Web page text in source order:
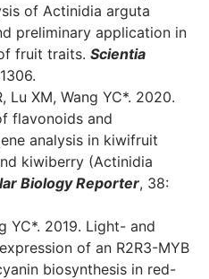
of Actinidia arguta
preliminary application in
fruit traits. Scientia
Lu XM, Wang YC*. 2020.
flavonoids and
analysis in kiwifruit
kiwiberry (Actinidia
Biology Reporter, 38:
YC*. 2019. Light- and
of an R2R3-MYB
biosynthesis in red-